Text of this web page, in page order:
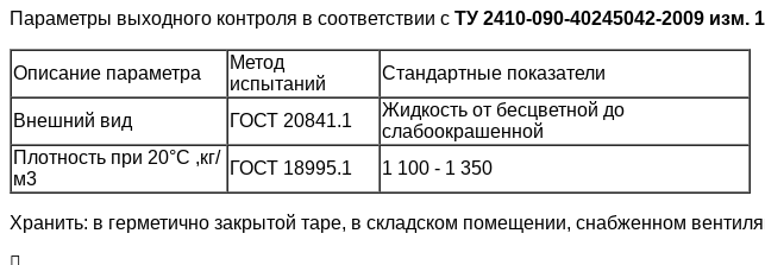
Параметры выходного контроля в соответствии с ТУ 2410-090-40245042-2009 изм. 1
Описание параметра
Метод
испытаний
Стандартные показатели
Внешний вид ГОСТ 20841.1
Жидкость от бесцветной до
слабоокрашенной
Плотность при 20°С ,кг/
м3
ГОСТ 18995.1 1 100 - 1 350
Хранить: в герметично закрытой таре, в складском помещении, снабженном